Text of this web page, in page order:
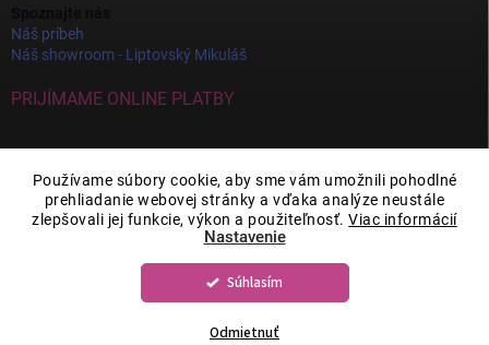
Používame súbory cookie, aby sme vám umožnili pohodlné
prehliadanie webovej stránky a vďaka analýze neustále
zlepšovali jej funkcie, výkon a použiteľnosť.Viac informácií
Nastavenie
Odmietnuť
Súhlasím
Náš príbeh
Náš showroom - Liptovský Mikuláš
PRIJÍMAME ONLINE PLATBY
Vytvoril Shoptet
. Všetky práva vyhradené.